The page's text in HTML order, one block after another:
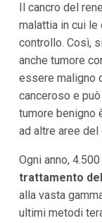
Il cancro del
malattia in cui
controllo. Così,
anche tumore
essere maligno
canceroso e
tumore benigno
ad altre aree del
Ogni anno,
trattamento
alla vasta
ultimi metodi